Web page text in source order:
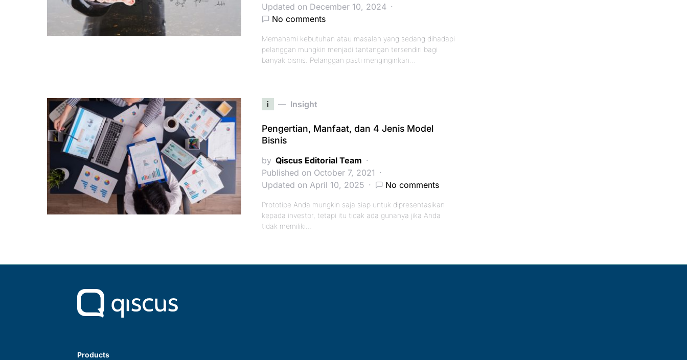
Updated on December 10, 2024
No comments
Memahami kebutuhan atau masalah yang sedang dihadapi
pelanggan mungkin menjadi tantangan tersendiri bagi
banyak bisnis. Pelanggan pasti menginginkan…
i Insight
Pengertian, Manfaat, dan 4 Jenis Model
Bisnis
by Qiscus Editorial Team
Published on October 7, 2021
Updated on April 10, 2025
No comments
Prototipe Anda mungkin saja siap untuk dipresentasikan
kepada investor, tetapi itu tidak ada gunanya jika Anda
tidak memiliki…
Products